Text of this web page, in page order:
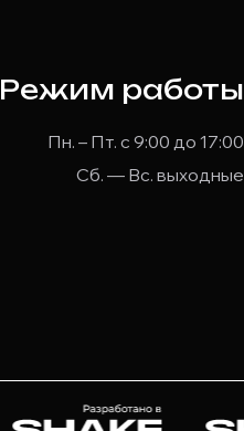
Режим работы
Пн. – Пт. с 9:00 до 17:00
Сб. — Вс. выходные